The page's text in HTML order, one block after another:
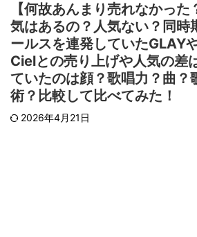
【何故あんまり売れなかっ
気はあるの？人気ない？同時
ールスを連発していたGLAY
Cielとの売り上げや人気の差
ていたのは顔？歌唱力？曲？
術？比較して比べてみた！
2026年4月21日